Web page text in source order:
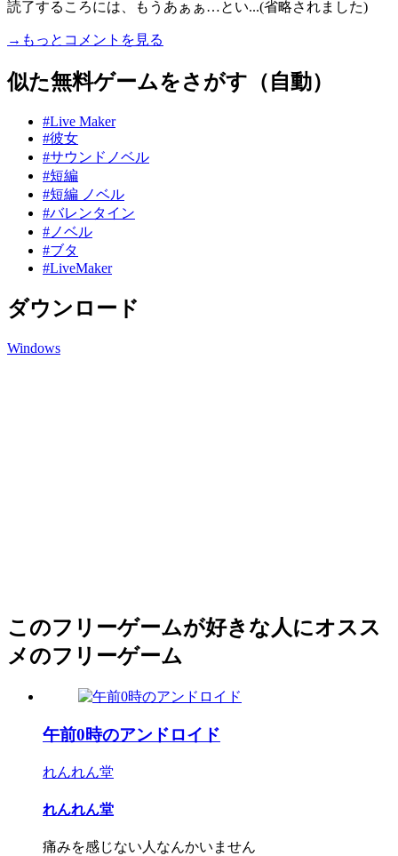
読了するころには、もうあぁぁ…とい...(省略されました)
→もっとコメントを見る
似た無料ゲームをさがす（自動）
#Live Maker
#彼女
#サウンドノベル
#短編
#短編 ノベル
#バレンタイン
#ノベル
#ブタ
#LiveMaker
ダウンロード
Windows
このフリーゲームが好きな人にオスス
メのフリーゲーム
午前0時のアンドロイド
れんれん堂
れんれん堂
痛みを感じない人なんかいません